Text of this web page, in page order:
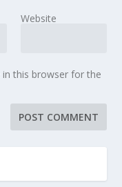
Website
in this browser for the